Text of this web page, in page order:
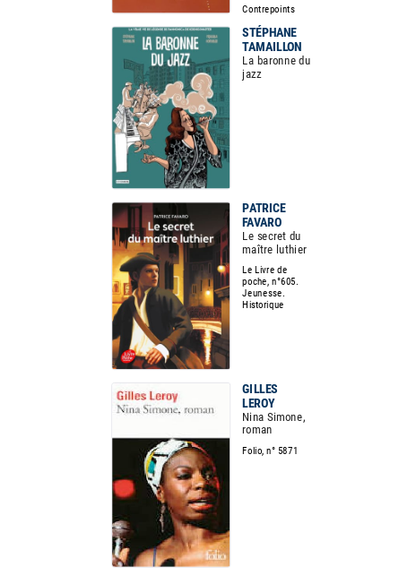
Contrepoints
STÉPHANE
TAMAILLON
La baronne du
jazz
PATRICE
FAVARO
Le secret du
maître luthier
Le Livre de
poche, n°605.
Jeunesse.
Historique
GILLES
LEROY
Nina Simone,
roman
Folio, n° 5871